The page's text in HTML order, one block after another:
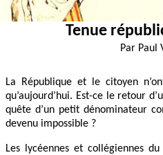
Tenue
Par Paul
La République et le citoyen
qu’aujourd’hui. Est-ce le retour
quête d’un petit dénominateur
devenu impossible ?
Les lycéennes et collégiennes